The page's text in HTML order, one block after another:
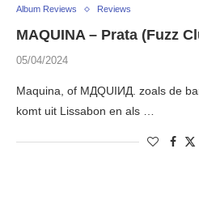
Album Reviews Reviews
MAQUINA – Prata (Fuzz
05/04/2024
Maquina, of MДQUIИД. zoals de
komt uit Lissabon en als …